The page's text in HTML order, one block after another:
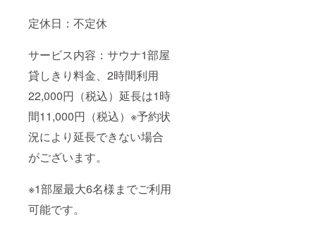
定休日：不定休
サービス内容：サウナ1部屋
貸しきり料金、2時間利用
22,000円（税込）延長は1時
間11,000円（税込）※予約状
況により延長できない場合
がございます。
※1部屋最大6名様までご利用
可能です。